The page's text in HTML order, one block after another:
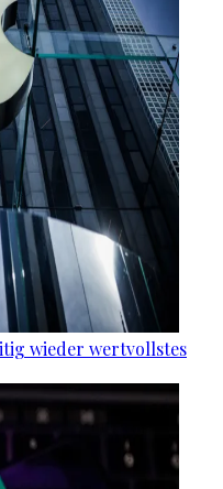
wieder wertvollstes